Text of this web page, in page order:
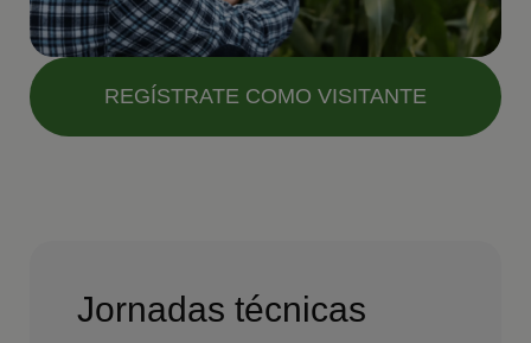
REGÍSTRATE COMO VISITANTE
Jornadas técnicas